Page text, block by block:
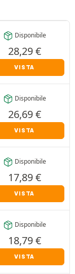
Disponibile
28,29€
VISTA
Disponibile
26,69€
VISTA
Disponibile
17,89€
VISTA
Disponibile
18,79€
VISTA